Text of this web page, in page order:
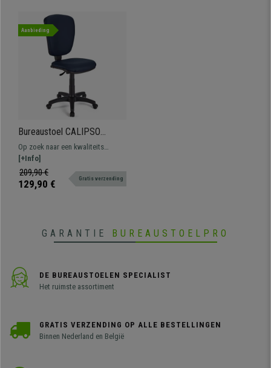
Aanbieding
Bureaustoel CALIPSO
ZONDER ARMLEUNINGEN
LEDER, Verstelbare
rugleuning, Kleur Blauw
Op zoek naar een kwaliteits
bureaustoel tegen een
overslaanbare prijs? Dit
comfortabel, degelijk model is
[+Info]
209,90 €
129,90 € Gratis verzending
GARANTIE BUREAUSTOELPRO
DE BUREAUSTOELEN SPECIALIST
Het ruimste assortiment
GRATIS VERZENDING OP ALLE BESTELLINGEN
Binnen Nederland en België